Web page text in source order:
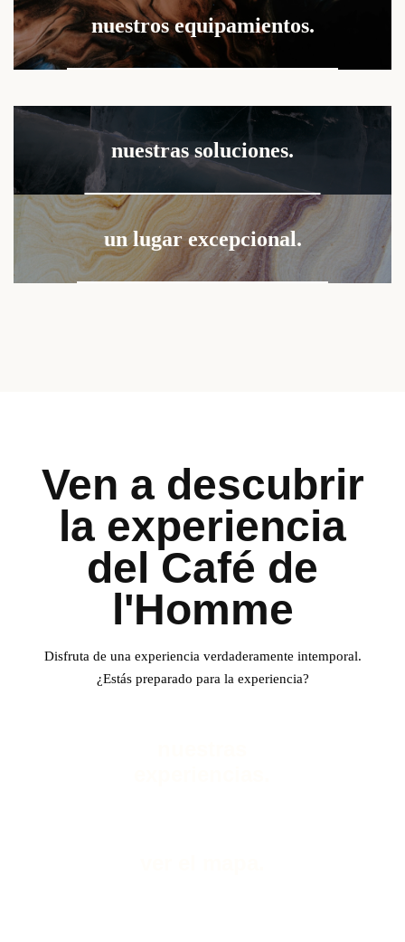
17PLACE DU TROCADERO 75016 PARÍS
nuestros equipamientos.
nuestras soluciones.
un lugar excepcional.
Ven a descubrir
la experiencia
del Café de
l'Homme
Disfruta de una experiencia verdaderamente intemporal.
¿Estás preparado para la experiencia?